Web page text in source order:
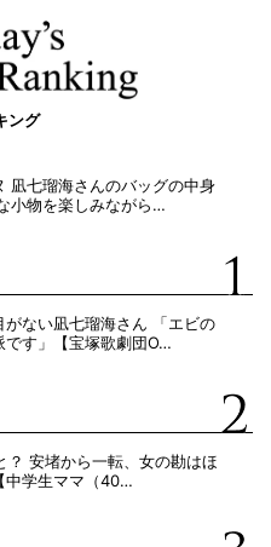
ング
凪七瑠海さんのバッグの中身
小物を楽しみながら…
がない凪七瑠海さん 「エビの
です」【宝塚歌劇団O…
？ 安堵から一転、女の勘はほ
中学生ママ（40…